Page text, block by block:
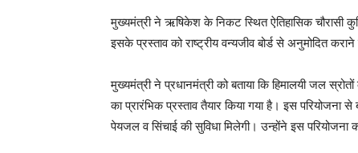
मुख्यमंत्री ने ऋषिकेश के निकट स्थित ऐतिहासिक चौरासी
इसके प्रस्ताव को राष्ट्रीय वन्यजीव बोर्ड से अनुमोदित
मुख्यमंत्री ने प्रधानमंत्री को बताया कि हिमालयी जल
का प्रारंभिक प्रस्ताव तैयार किया गया है। इस
पेयजल व सिंचाई की सुविधा मिलेगी। उन्होंने इस